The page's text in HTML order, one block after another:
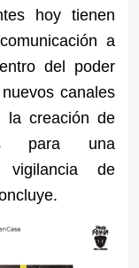
hoy tienen
a
del poder
canales
la creación de
para una
de